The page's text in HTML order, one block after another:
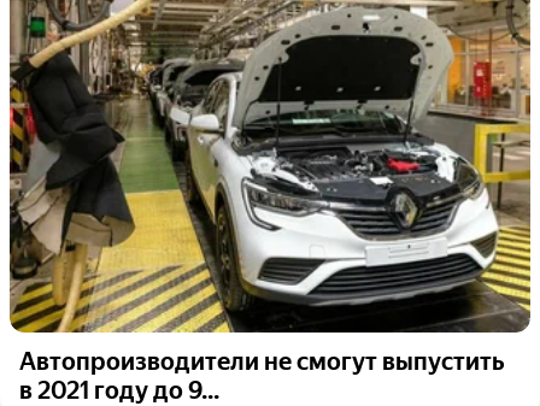
Автопроизводители не смогут выпустить
в 2021 году до 9...